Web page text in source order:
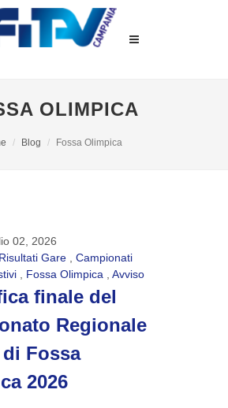
OLIMPICA
Blog Fossa Olimpica
02, 2026
Risultati Gare
Campionati
Fossa Olimpica Avviso
finale del
Regionale
Fossa
2026